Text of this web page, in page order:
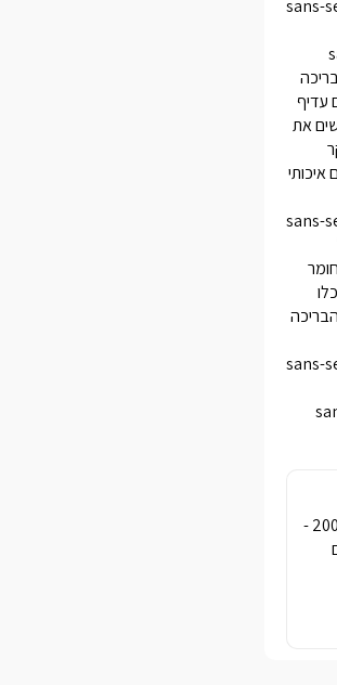
עדיף
את
חברת פרסומדיה נטגרופ הבעלים של האתר "צימרטופ" ושל פורטלי תיירות נוספים. החברה קיימת משנה 2006 -